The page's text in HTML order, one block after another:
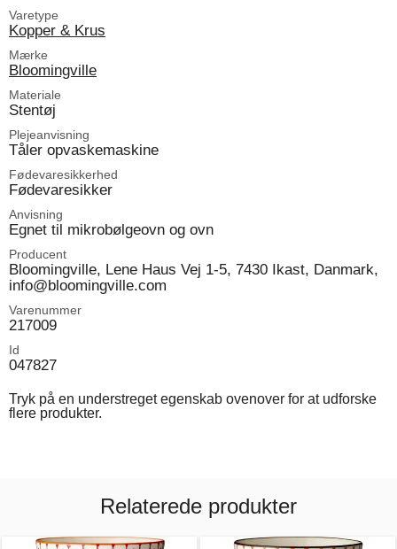
Varetype
Kopper & Krus
Mærke
Bloomingville
Materiale
Stentøj
Plejeanvisning
Tåler opvaskemaskine
Fødevaresikkerhed
Fødevaresikker
Anvisning
Egnet til mikrobølgeovn og ovn
Producent
Bloomingville, Lene Haus Vej 1-5, 7430 Ikast, Danmark,
info@bloomingville.com
Varenummer
217009
Id
047827
Tryk på en understreget egenskab ovenover for at udforske
flere produkter.
Relaterede produkter